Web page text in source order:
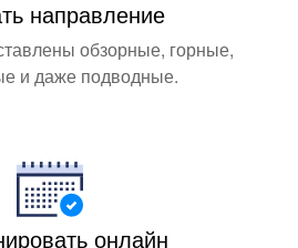
направление
обзорные, горные,
и даже подводные.
онлайн